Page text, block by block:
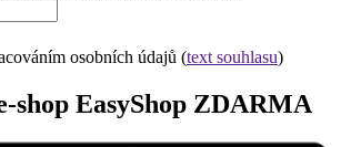
osobních údajů (text souhlasu)
shop EasyShop ZDARMA